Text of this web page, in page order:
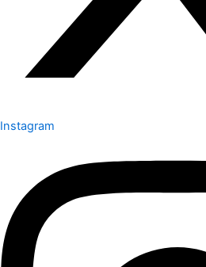
Instagram